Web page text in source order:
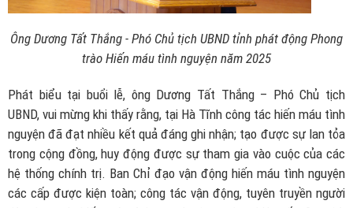
Ông Dương Tất Thắng - Phó Chủ tịch UBND tỉnh phát động Phong
trào Hiến máu tình nguyện năm 2025
Phát biểu tại buổi lễ, ông Dương Tất Thắng – Phó Chủ tịch
UBND, vui mừng khi thấy rằng, tại Hà Tĩnh công tác hiến máu tình
nguyện đã đạt nhiều kết quả đáng ghi nhận; tạo được sự lan tỏa
trong cộng đồng, huy động được sự tham gia vào cuộc của các
hệ thống chính trị. Ban Chỉ đạo vận động hiến máu tình nguyện
các cấp được kiện toàn; công tác vận động, tuyên truyền người